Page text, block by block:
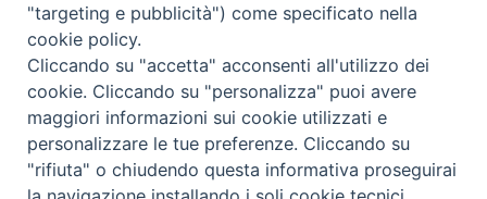
Contatti
Tel. 090.6684111 - Fax. 090.6684206
arcivescovo.messina@tin.it
Canali social
"targeting e pubblicità") come specificato nella
cookie policy.
Cliccando su "accetta" acconsenti all'utilizzo dei
cookie. Cliccando su "personalizza" puoi avere
maggiori informazioni sui cookie utilizzati e
personalizzare le tue preferenze. Cliccando su
"rifiuta" o chiudendo questa informativa proseguirai